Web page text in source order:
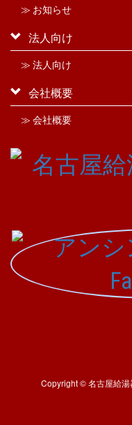
≫ お知らせ
法人向け
≫ 法人向け
会社概要
≫ 会社概要
Copyright © 名古屋給湯